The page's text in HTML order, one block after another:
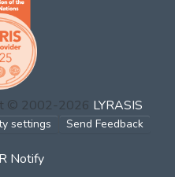
© 2002-2026 LYRASIS
settings Send Feedback
Notify